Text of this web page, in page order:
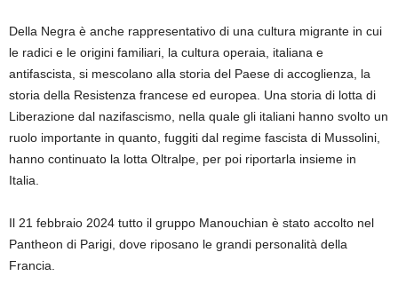
Della Negra è anche rappresentativo di una cultura migrante in cui
le radici e le origini familiari, la cultura operaia, italiana e
antifascista, si mescolano alla storia del Paese di accoglienza, la
storia della Resistenza francese ed europea. Una storia di lotta di
Liberazione dal nazifascismo, nella quale gli italiani hanno svolto un
ruolo importante in quanto, fuggiti dal regime fascista di Mussolini,
hanno continuato la lotta Oltralpe, per poi riportarla insieme in
Italia.
Il 21 febbraio 2024 tutto il gruppo Manouchian è stato accolto nel
Pantheon di Parigi, dove riposano le grandi personalità della
Francia.